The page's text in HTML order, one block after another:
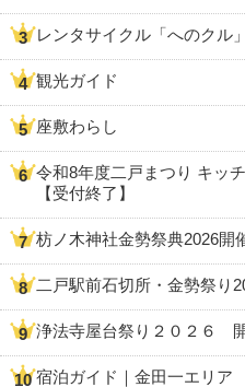
レンタサイクル「へのクル
観光ガイド
座敷わらし
令和8年度二戸まつり キッ
【受付終了】
枋ノ木神社金勢祭典2026開
二戸駅前石切所・金勢祭り
浄法寺屋台祭り２０２６
宿泊ガイド｜金田一エリア